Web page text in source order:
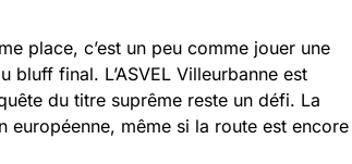
place, c’est un peu comme jouer une
bluff final. L’ASVEL Villeurbanne est
du titre suprême reste un défi. La
européenne, même si la route est encore